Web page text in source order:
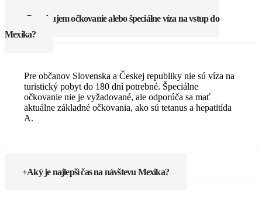
Potrebujem očkovanie alebo špeciálne víza na vstup do
Mexika?
Pre občanov Slovenska a Českej republiky nie sú víza na
turistický pobyt do 180 dní potrebné. Špeciálne
očkovanie nie je vyžadované, ale odporúča sa mať
aktuálne základné očkovania, ako sú tetanus a hepatitída
A.
Aký je najlepší čas na návštevu Mexika?